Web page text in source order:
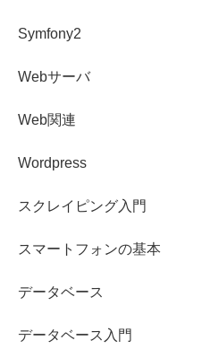
Symfony2
Webサーバ
Web関連
Wordpress
スクレイピング入門
スマートフォンの基本
データベース
データベース入門